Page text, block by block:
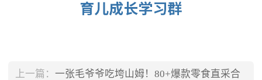
上一篇：一张毛爷爷吃垮山姆！80+爆款零食直采合